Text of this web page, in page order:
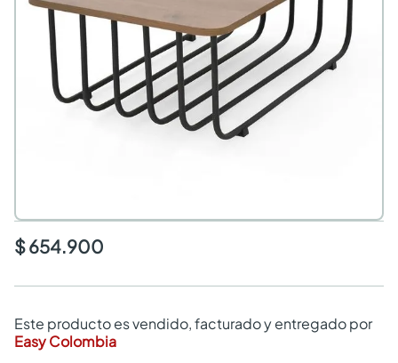
$ 654.900
Este producto es vendido, facturado y entregado por
Easy Colombia